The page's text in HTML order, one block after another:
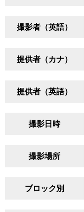
撮影者（英語）
提供者（カナ）
提供者（英語）
撮影日時
撮影場所
ブロック別